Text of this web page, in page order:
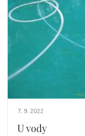
7. 9. 2022
U vody